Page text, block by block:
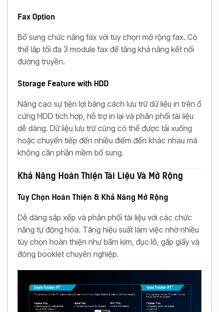
Fax Option
Bổ sung chức năng fax với tùy chọn mở rộng fax. Có
thể lắp tối đa 3 module fax để tăng khả năng kết nối
đường truyền.
Storage Feature with HDD
Nâng cao sự tiện lợi bằng cách lưu trữ dữ liệu in trên ổ
cứng HDD tích hợp, hỗ trợ in lại và phân phối tài liệu
dễ dàng. Dữ liệu lưu trữ cũng có thể được tải xuống
hoặc chuyển tiếp đến nhiều điểm đến khác nhau mà
không cần phần mềm bổ sung.
Khả Năng Hoàn Thiện Tài Liệu Và Mở Rộng
Tùy Chọn Hoàn Thiện & Khả Năng Mở Rộng
Dễ dàng sắp xếp và phân phối tài liệu với các chức
năng tự động hóa. Tăng hiệu suất làm việc nhờ nhiều
tùy chọn hoàn thiện như bấm kim, đục lỗ, gấp giấy và
đóng booklet chuyên nghiệp.